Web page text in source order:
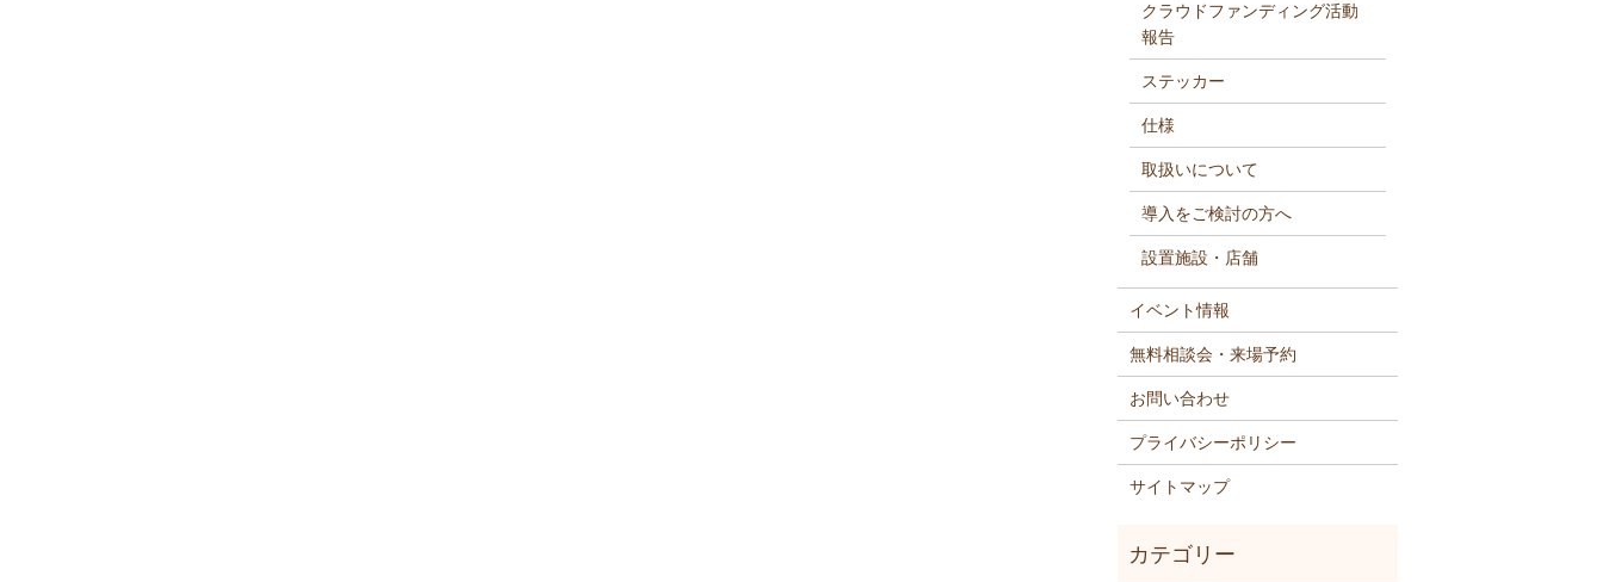
クラウドファンディング活動
報告
ステッカー
仕様
取扱いについて
導入をご検討の方へ
設置施設・店舗
イベント情報
無料相談会・来場予約
お問い合わせ
プライバシーポリシー
サイトマップ